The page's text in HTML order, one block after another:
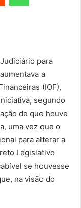
para
a
(IOF),
segundo
de que houve
uma vez que o
para alterar a
Legislativo
se houvesse
na visão do